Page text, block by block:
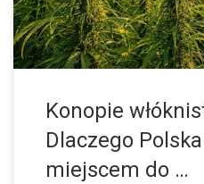
Konopie
Dlaczego
miejscem do …